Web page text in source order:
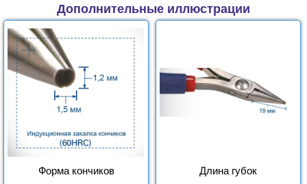
Дополнительные иллюстрации
Форма кончиков Длина губок